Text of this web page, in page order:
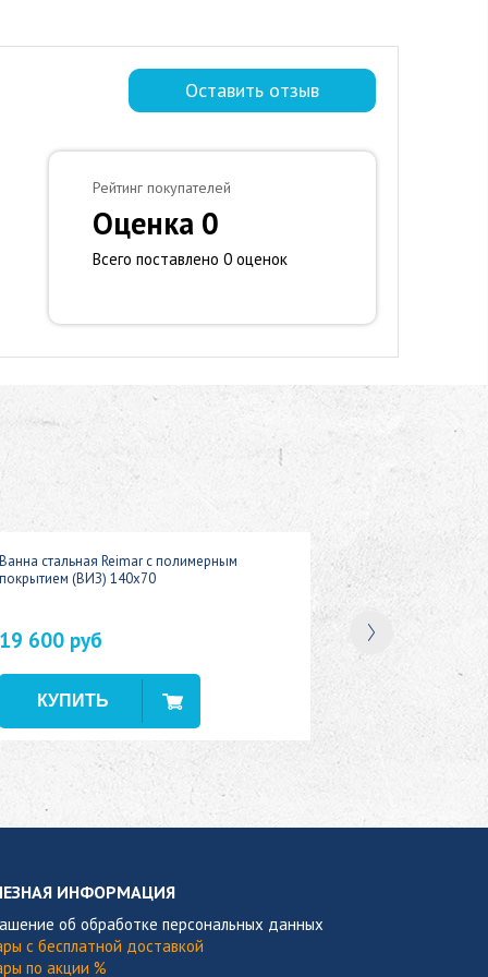
Оставить отзыв
Рейтинг покупателей
Оценка 0
Всего поставлено 0 оценок
Ванна стальная Reimar с полимерным
покрытием (ВИЗ) 140x70
19 600 руб
ИНФОРМАЦИЯ
об обработке персональных данных
с бесплатной доставкой
по акции %